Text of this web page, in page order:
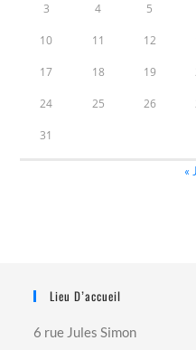
3 4 5
10 11 12
17 18 19
24 25 26
31
«
Lieu D’accueil
6 rue Jules Simon